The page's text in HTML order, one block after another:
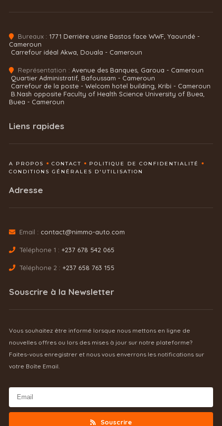
Bureaux : 1771 Derrière usine Bastos face WWF, Yaoundé -
Cameroun
Carrefour idéal Akwa, Douala - Cameroun
Représentation : Avenue des Banques, Garoua - Cameroun
Quartier Administratif, Bafoussam - Cameroun
Carrefour de la poste - Welcom hotel building, Kribi - Cameroun
B.Nash opposite Faculty of Health Science University of Buea,
Buea - Cameroun
Liens rapides
A PROPOS CONTACT
POLITIQUE DE CONFIDENTIALITÉ
CONDITIONS GÉNÉRALES D'UTILISATION
Adresse
Email : contact@nimmo-auto.com
Téléphone 1 : +237 678 542 065
Téléphone 2 : +237 658 763 155
Souscrire à la Newsletter
Vous souhaitez être informé lorsque nous mettons en ligne de
nouvelles offres ou lors des mises à jour sur notre plateforme?
Faites-vous enregistrer et nous vous enverrons les notifications sur
votre Boîte Email.
Souscrire